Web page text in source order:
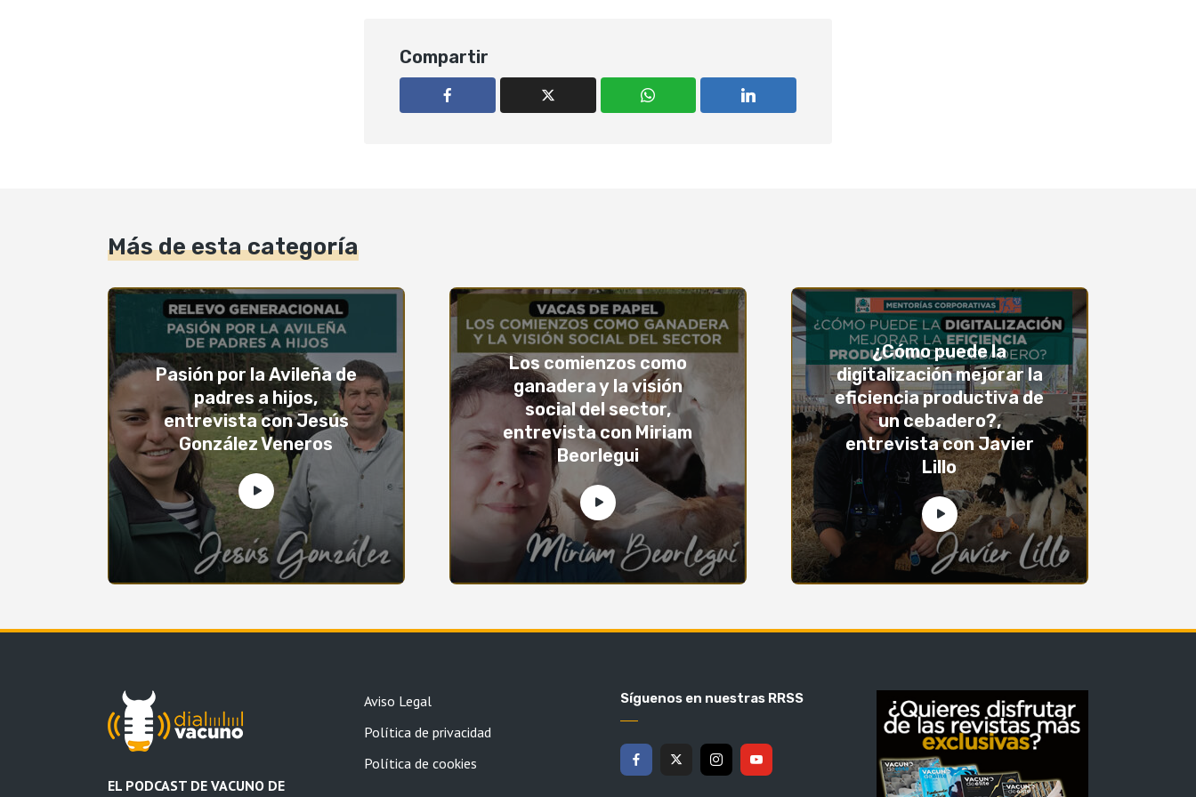
Compartir
Más de esta categoría
Pasión por la Avileña de
padres a hijos,
entrevista con Jesús
González Veneros
Los comienzos como
ganadera y la visión
social del sector,
entrevista con Miriam
Beorlegui
¿Cómo puede la
digitalización mejorar la
eficiencia productiva de
un cebadero?,
entrevista con Javier
Lillo
EL PODCAST DE VACUNO DE
Aviso Legal
Política de privacidad
Política de cookies
Síguenos en nuestras RRSS